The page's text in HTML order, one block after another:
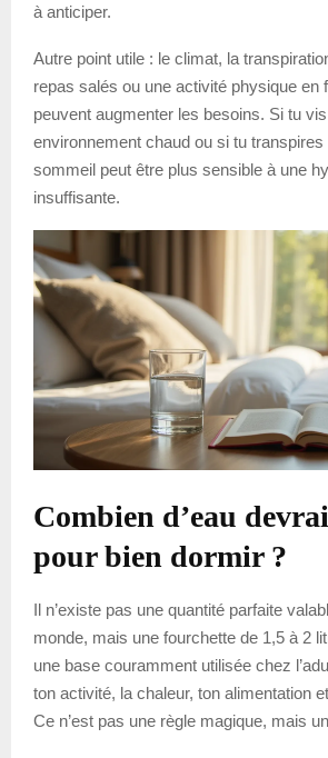
à anticiper.
Autre point utile : le climat, la
repas salés ou une activité physique en
peuvent augmenter les besoins. Si tu
environnement chaud ou si tu
sommeil peut être plus sensible à une
insuffisante.
Combien d’eau
pour bien dormir ?
Il n’existe pas une quantité parfaite
monde, mais une fourchette de 1,5 à 2
une base couramment utilisée chez
ton activité, la chaleur, ton alimentation
Ce n’est pas une règle magique, mais